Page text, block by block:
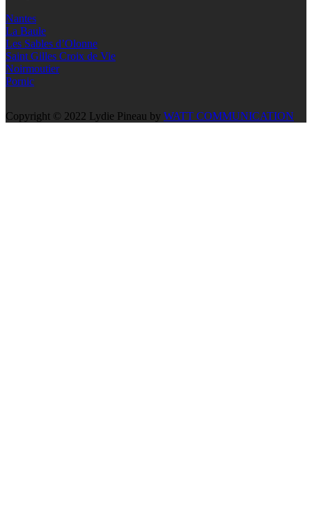
Nantes
La Baule
Les Sables d’Olonne
Saint Gilles Croix de Vie
Noirmoutier
Pornic
Copyright © 2022 Lydie Pineau by WATT COMMUNICATION